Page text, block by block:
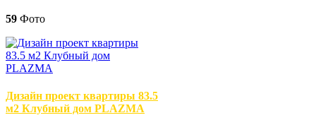
59 Фото
Дизайн проект квартиры 83.5
м2 Клубный дом PLAZMA